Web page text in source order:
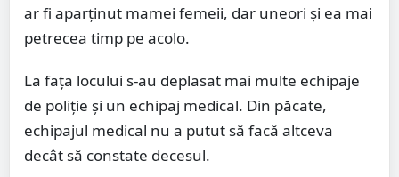
ar fi aparținut mamei femeii, dar uneori și ea mai
petrecea timp pe acolo.
La fața locului s-au deplasat mai multe echipaje
de poliție și un echipaj medical. Din păcate,
echipajul medical nu a putut să facă altceva
decât să constate decesul.